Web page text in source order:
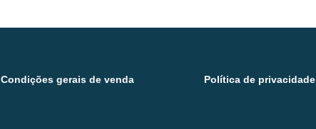
Condições gerais de venda Política de privacidade